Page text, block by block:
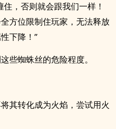
，否则就会跟我们一样！
方位限制住玩家，无法释放
下降！”
些蜘蛛丝的危险程度。
其转化成为火焰，尝试用火